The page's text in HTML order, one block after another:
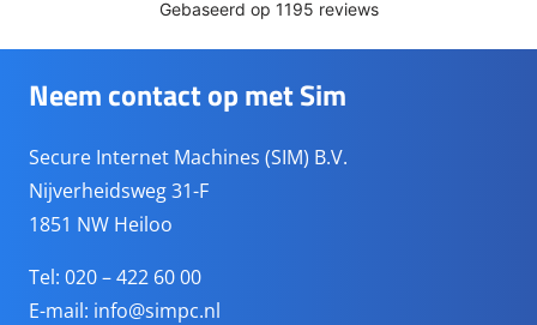
Neem contact op met Sim
Secure Internet Machines (SIM) B.V.
Nijverheidsweg 31-F
1851 NW Heiloo
Tel: 020 – 422 60 00
E-mail: info@simpc.nl